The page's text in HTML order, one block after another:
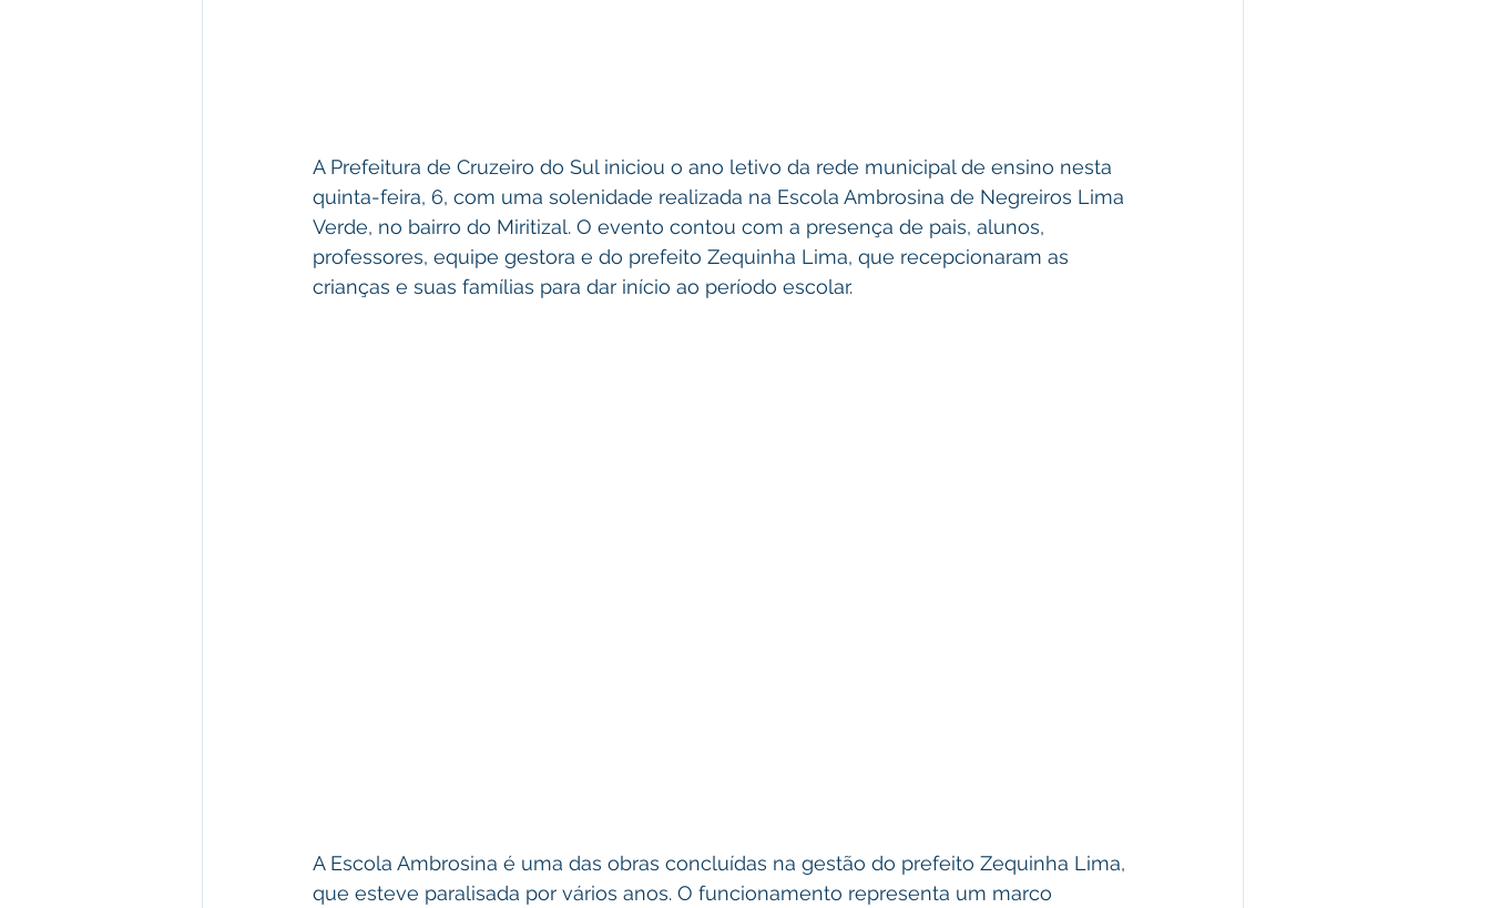
A Prefeitura de Cruzeiro do Sul iniciou o ano letivo da rede municipal de ensino nesta
quinta-feira, 6, com uma solenidade realizada na Escola Ambrosina de Negreiros Lima
Verde, no bairro do Miritizal. O evento contou com a presença de pais, alunos,
professores, equipe gestora e do prefeito Zequinha Lima, que recepcionaram as
crianças e suas famílias para dar início ao período escolar.
A Escola Ambrosina é uma das obras concluídas na gestão do prefeito Zequinha Lima,
que esteve paralisada por vários anos. O funcionamento representa um marco